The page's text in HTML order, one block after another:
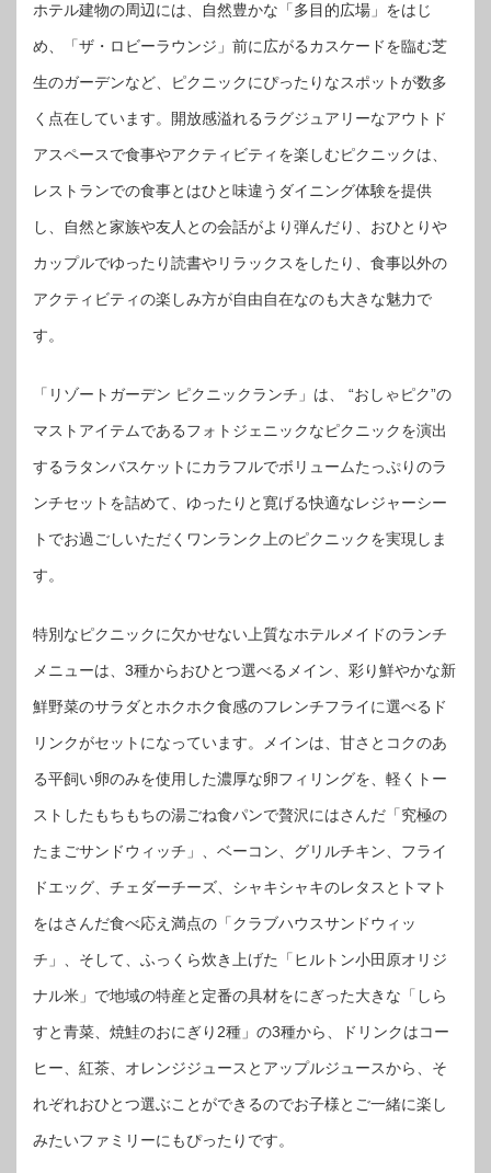
ホテル建物の周辺には、自然豊かな「多目的広場」をはじ
め、「ザ・ロビーラウンジ」前に広がるカスケードを臨む芝
生のガーデンなど、ピクニックにぴったりなスポットが数多
く点在しています。開放感溢れるラグジュアリーなアウトド
アスペースで食事やアクティビティを楽しむピクニックは、
レストランでの食事とはひと味違うダイニング体験を提供
し、自然と家族や友人との会話がより弾んだり、おひとりや
カップルでゆったり読書やリラックスをしたり、食事以外の
アクティビティの楽しみ方が自由自在なのも大きな魅力で
す。
「リゾートガーデン ピクニックランチ」は、 “おしゃピク”の
マストアイテムであるフォトジェニックなピクニックを演出
するラタンバスケットにカラフルでボリュームたっぷりのラ
ンチセットを詰めて、ゆったりと寛げる快適なレジャーシー
トでお過ごしいただくワンランク上のピクニックを実現しま
す。
特別なピクニックに欠かせない上質なホテルメイドのランチ
メニューは、3種からおひとつ選べるメイン、彩り鮮やかな新
鮮野菜のサラダとホクホク食感のフレンチフライに選べるド
リンクがセットになっています。メインは、甘さとコクのあ
る平飼い卵のみを使用した濃厚な卵フィリングを、軽くトー
ストしたもちもちの湯ごね食パンで贅沢にはさんだ「究極の
たまごサンドウィッチ」、ベーコン、グリルチキン、フライ
ドエッグ、チェダーチーズ、シャキシャキのレタスとトマト
をはさんだ食べ応え満点の「クラブハウスサンドウィッ
チ」、そして、ふっくら炊き上げた「ヒルトン小田原オリジ
ナル米」で地域の特産と定番の具材をにぎった大きな「しら
すと青菜、焼鮭のおにぎり2種」の3種から、ドリンクはコー
ヒー、紅茶、オレンジジュースとアップルジュースから、そ
れぞれおひとつ選ぶことができるのでお子様とご一緒に楽し
みたいファミリーにもぴったりです。